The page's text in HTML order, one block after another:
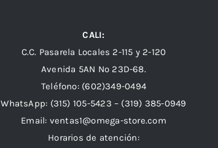
CALI:
C.C. Pasarela Locales 2-115 y 2-120
Avenida 5AN Nº 23D-68.
Teléfono: (602)349-0494
WhatsApp: (315) 105-5423 – (319) 385-0949
Email: ventas1@omega-store.com
Horarios de atención: